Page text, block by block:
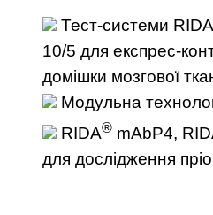
Тест-системи
10/5 для експрес-
домішки мозгової
Модульна
RIDA® mAbP4,
для дослідження